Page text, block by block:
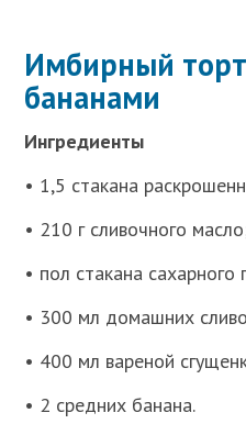
Имбирный
бананами
Ингредиенты
• 1,5 стакана
• 210 г сливочного
• пол стакана сахарного
• 300 мл домашних
• 400 мл вареной
• 2 средних банана.